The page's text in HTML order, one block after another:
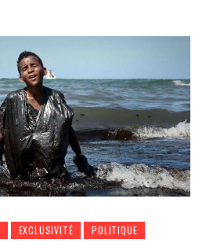
EXCLUSIVITÉ POLITIQUE